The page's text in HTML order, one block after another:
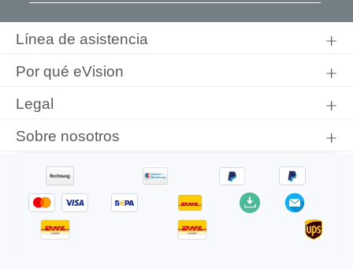
términos y condiciones generales
Línea de asistencia
Por qué eVision
Legal
Sobre nosotros